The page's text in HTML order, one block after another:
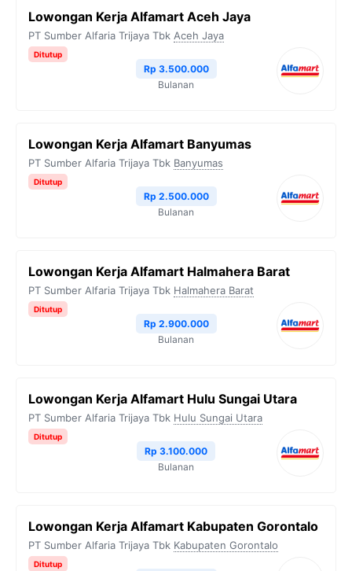
Lowongan Kerja Alfamart Aceh Jaya
PT Sumber Alfaria Trijaya Tbk Aceh Jaya
Ditutup
Rp 3.500.000
Bulanan
Lowongan Kerja Alfamart Banyumas
PT Sumber Alfaria Trijaya Tbk Banyumas
Ditutup
Rp 2.500.000
Bulanan
Lowongan Kerja Alfamart Halmahera Barat
PT Sumber Alfaria Trijaya Tbk Halmahera Barat
Ditutup
Rp 2.900.000
Bulanan
Lowongan Kerja Alfamart Hulu Sungai Utara
PT Sumber Alfaria Trijaya Tbk Hulu Sungai Utara
Ditutup
Rp 3.100.000
Bulanan
Lowongan Kerja Alfamart Kabupaten Gorontalo
PT Sumber Alfaria Trijaya Tbk Kabupaten Gorontalo
Ditutup